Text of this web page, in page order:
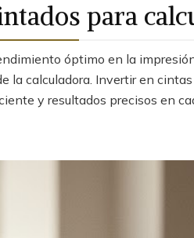
para
óptimo en la
calculadora. Invertir en
y resultados precisos en